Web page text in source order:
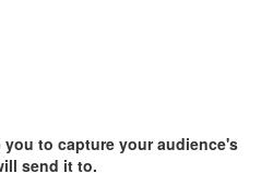
to capture your audience's
send it to.